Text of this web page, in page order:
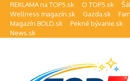
Preskočiť na obsah
REKLAMA na TOP5.sk O TOP5.sk
Wellness magazín.sk
Gazda.sk
Magazín BOLD.sk
Pekné bývanie.sk
News.sk